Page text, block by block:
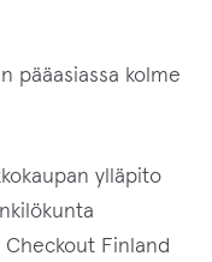
pääasiassa kolme
ylläpito
Finland